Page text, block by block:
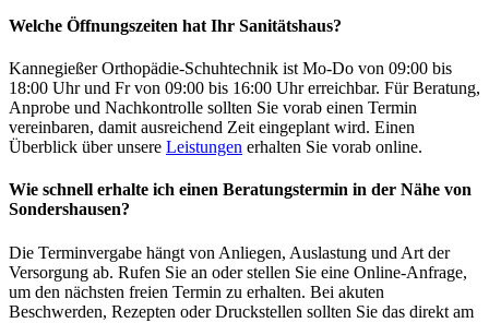
Welche Öffnungszeiten hat Ihr Sanitätshaus?
Kannegießer Orthopädie-Schuhtechnik ist Mo-Do von 09:00 bis
18:00 Uhr und Fr von 09:00 bis 16:00 Uhr erreichbar. Für Beratung,
Anprobe und Nachkontrolle sollten Sie vorab einen Termin
vereinbaren, damit ausreichend Zeit eingeplant wird. Einen
Überblick über unsere Leistungen erhalten Sie vorab online.
Wie schnell erhalte ich einen Beratungstermin in der Nähe von
Sondershausen?
Die Terminvergabe hängt von Anliegen, Auslastung und Art der
Versorgung ab. Rufen Sie an oder stellen Sie eine Online-Anfrage,
um den nächsten freien Termin zu erhalten. Bei akuten
Beschwerden, Rezepten oder Druckstellen sollten Sie das direkt am